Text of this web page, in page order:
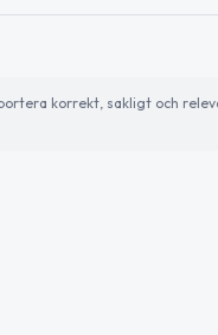
korrekt, sakligt och